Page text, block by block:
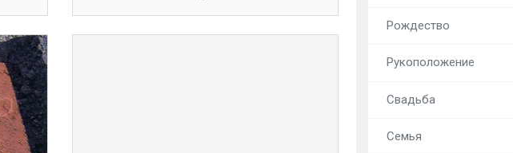
Рождество
Рукоположение
Свадьба
Семья